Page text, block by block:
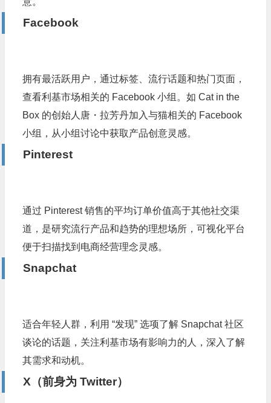
Facebook
拥有最活跃用户，通过标签、流行话题和热门页面，
查看利基市场相关的 Facebook 小组。如 Cat in the
Box 的创始人唐・拉芳丹加入与猫相关的 Facebook
小组，从小组讨论中获取产品创意灵感。
Pinterest
通过 Pinterest 销售的平均订单价值高于其他社交渠
道，是研究流行产品和趋势的理想场所，可视化平台
便于扫描找到电商经营理念灵感。
Snapchat
适合年轻人群，利用 “发现” 选项了解 Snapchat 社区
谈论的话题，关注利基市场有影响力的人，深入了解
其需求和动机。
X（前身为 Twitter）